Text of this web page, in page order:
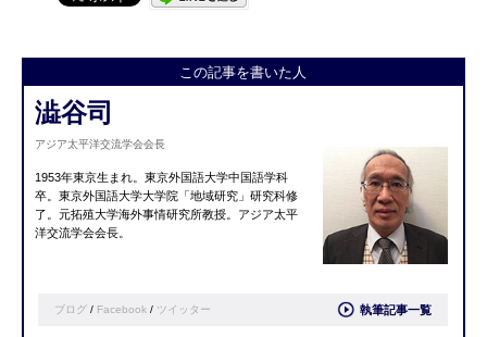
この記事を書いた人
澁谷司
アジア太平洋交流学会会長
1953年東京生まれ。東京外国語大学中国語学科
卒。東京外国語大学大学院「地域研究」研究科修
了。元拓殖大学海外事情研究所教授。 アジア太平
洋交流学会会長。
ブログ / Facebook / ツイッター 執筆記事一覧